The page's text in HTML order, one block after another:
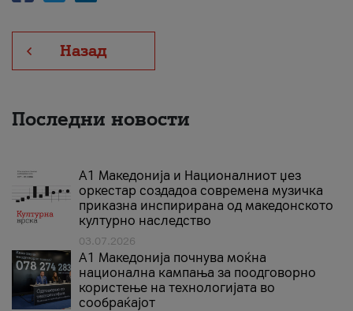
Назад
Последни новости
А1 Македонија и Националниот џез
оркестар создадоа современа музичка
приказна инспирирана од македонското
културно наследство
03.07.2026
A1 Македонија почнува моќна
национална кампања за поодговорно
користење на технологијата во
сообраќајот